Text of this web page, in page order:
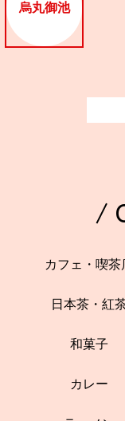
烏丸御池
/
カフェ・喫茶
日本茶・紅
和菓子
カレー